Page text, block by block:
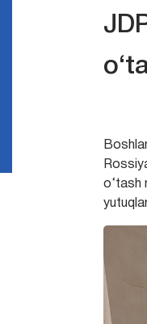
o‘tash